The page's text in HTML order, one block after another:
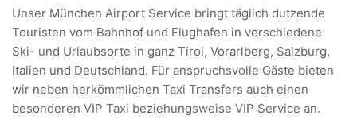
Unser München Airport Service bringt täglich dutzende
Touristen vom Bahnhof und Flughafen in verschiedene
Ski- und Urlaubsorte in ganz Tirol, Vorarlberg, Salzburg,
Italien und Deutschland. Für anspruchsvolle Gäste bieten
wir neben herkömmlichen Taxi Transfers auch einen
besonderen VIP Taxi beziehungsweise VIP Service an.